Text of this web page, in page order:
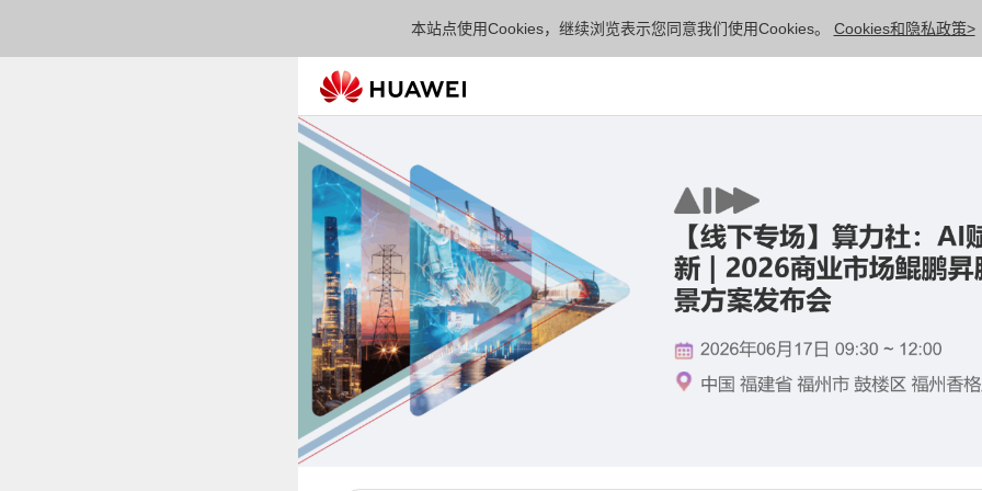
本站点使用Cookies，继续浏览表示您同意我们使用Cookies。 Cookies和隐私政策>